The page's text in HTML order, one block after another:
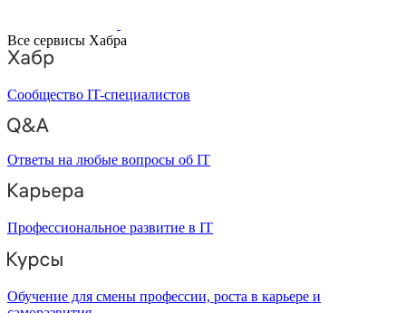
Все сервисы Хабра
Сообщество IT-специалистов
Ответы на любые вопросы об IT
Профессиональное развитие в IT
Обучение для смены профессии, роста в карьере и